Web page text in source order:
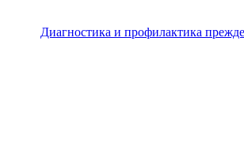
Диагностика и профилактика